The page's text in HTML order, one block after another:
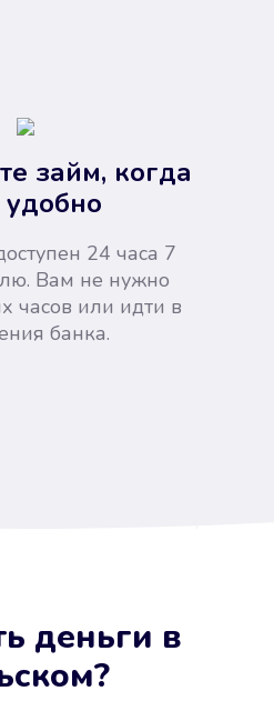
займ, когда
24 часа 7
Вам не нужно
часов или идти в
банка.
справки, залоги
вам доверяет.
деньги в
?